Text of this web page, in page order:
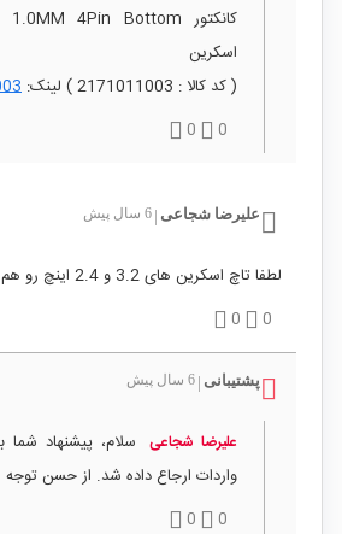
اسکرین
( کد کالا : 2171011003 ) لینک:
0
0
علیرضا شجاعی | 6 سال پیش
لطفا تاچ اسکرین های 3.2 و 2.4 اینچ رو هم بیارید.
0
0
پشتیبانی | 6 سال پیش
علیرضا شجاعی سلام، پیشنهاد
واردات ارجاع داده شد. از حسن
0
0